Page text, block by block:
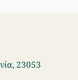
23053